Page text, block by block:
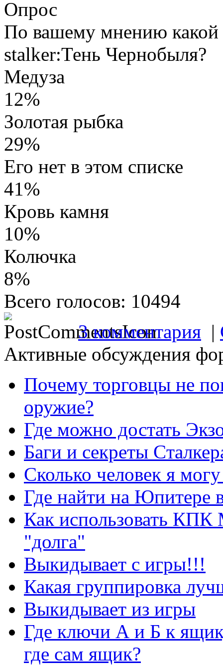
Опрос
По вашему мнению
stalker:Тень Чернобыля?
Медуза
12%
Золотая рыбка
29%
Его нет в этом списке
41%
Кровь камня
10%
Колючка
8%
Всего голосов: 10494
3 комментария |
Активные обсуждения
Почему торговцы не
оружие?
Где можно достать
Баги и секреты
Сколько человек я
Где найти на Юпитере
Как использовать
"долга"
Выкидывает с игры!!!
Какая группировка
Выкидывает из игры
Где ключи А и Б к
где сам ящик?